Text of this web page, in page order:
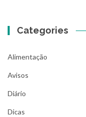
Categories
Alimentação
Avisos
Diário
Dicas